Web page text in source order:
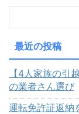
最近の投稿
【4人家族の引
の業者さん選び
運転免許証返納